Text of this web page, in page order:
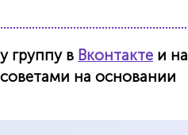
группу в Вконтакте и на
на основании